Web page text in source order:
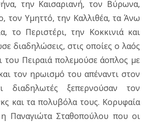
την Καισαριανή, τον Βύρωνα,
τον Υμηττό, την Καλλιθέα, τα Άνω
το Περιστέρι, την Κοκκινιά και
διαδηλώσεις, στις οποίες ο λαός
του Πειραιά πολεμούσε άοπλος με
τον ηρωισμό του απέναντι στον
διαδηλωτές ξεπερνούσαν τον
και τα πολυβόλα τους. Κορυφαία
η Παναγιώτα Σταθοπούλου που οι